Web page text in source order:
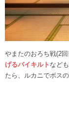
やまたのおろち戦(2回
げるバイキルト など
たら、ルカニでボス